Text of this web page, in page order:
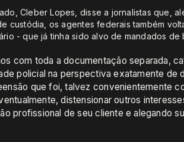
Cleber Lopes, disse a jornalistas que,
custódia, os agentes federais também
- que já tinha sido alvo de mandados
com toda a documentação separada,
policial na perspectiva exatamente de
que foi, talvez convenientemente
distensionar outros
profissional de seu cliente e alegando